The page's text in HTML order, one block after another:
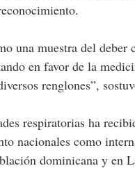
una muestra del
en favor de la
renglones”,
respiratorias ha
nacionales como
dominicana y en